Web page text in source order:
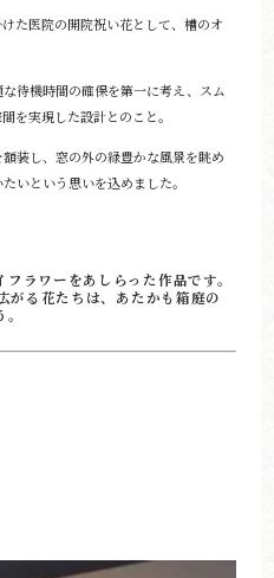
た医院の開院祝い花として、槽のオ
待機時間の確保を第一に考え、スム
を実現した設計とのこと。
装し、窓の外の緑豊かな風景を眺め
いという思いを込めました。
ラワーをあしらった作品です。
る花たちは、あたかも箱庭の